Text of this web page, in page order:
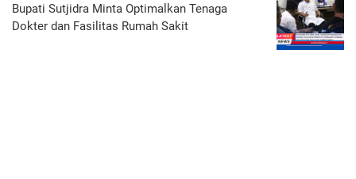
Bupati Sutjidra Minta Optimalkan Tenaga
Dokter dan Fasilitas Rumah Sakit